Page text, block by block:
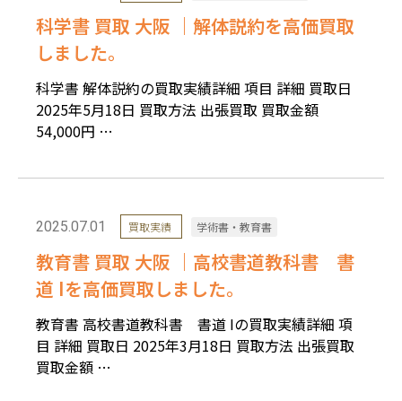
科学書 買取 大阪 ｜解体説約を高価買取
しました。
科学書 解体説約の買取実績詳細 項目 詳細 買取日
2025年5月18日 買取方法 出張買取 買取金額
54,000円 …
2025.07.01 買取実績 学術書・教育書
教育書 買取 大阪 ｜高校書道教科書 書
道 Iを高価買取しました。
教育書 高校書道教科書 書道 Iの買取実績詳細 項
目 詳細 買取日 2025年3月18日 買取方法 出張買取
買取金額 …